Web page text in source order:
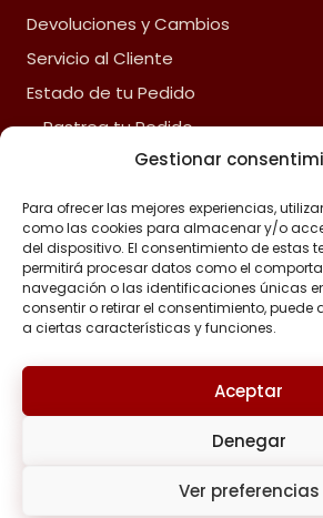
Gestionar
Para ofrecer las mejores experiencias,
como las cookies para almacenar y/o
del dispositivo. El consentimiento de estas
permitirá procesar datos como el
navegación o las identificaciones únicas
consentir o retirar el consentimiento,
a ciertas características y funciones.
Aceptar
Denegar
Ver preferencias
Devoluciones y Cambios
Servicio al Cliente
Estado de tu Pedido
Rastrea tu Pedido
Preguntas Frecuentes
ACERCA DE FLIZ
Política de reembolsos y
Política de privacidad
Términos y Condiciones
Aviso de Cumplimiento Legal